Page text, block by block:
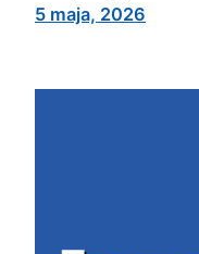
5 maja, 2026